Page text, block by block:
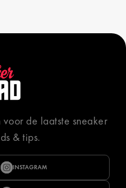
de laatste sneaker
& tips.
INSTAGRAM